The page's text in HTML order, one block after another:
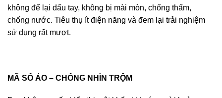
không để lại dấu tay, không bị mài mòn, chống thấm,
chống nước. Tiêu thụ ít điện năng và đem lại trải nghiệm
sử dụng rất mượt.
MÃ SỐ ẢO – CHỐNG NHÌN TRỘM